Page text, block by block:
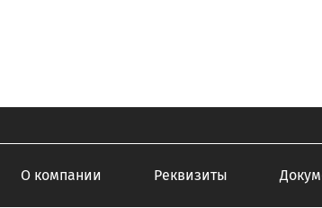
О компании Реквизиты